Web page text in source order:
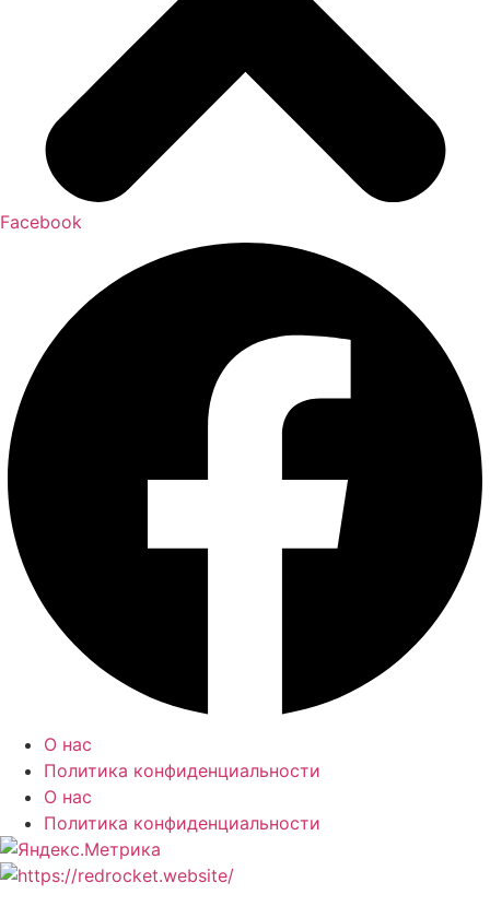
Facebook
О нас
Политика конфиденциальности
О нас
Политика конфиденциальности